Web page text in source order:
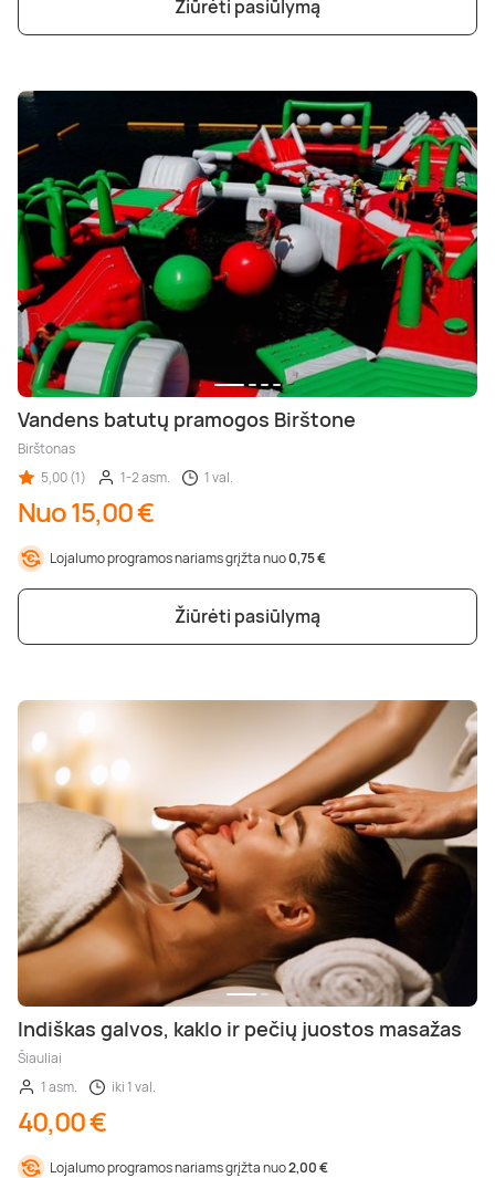
Žiūrėti pasiūlymą
Vandens batutų pramogos Birštone
Birštonas
5,00 (1)
1-2 asm. 1 val.
Nuo 15,00 €
Lojalumo programos nariams grįžta nuo0,75 €
Žiūrėti pasiūlymą
Indiškas galvos, kaklo ir pečių juostos masažas
Šiauliai
1 asm.
iki 1 val.
40,00 €
Lojalumo programos nariams grįžta nuo2,00 €